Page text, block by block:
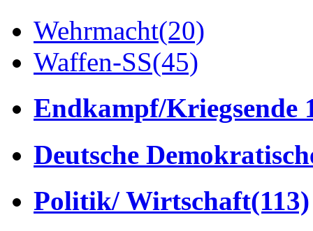
Wehrmacht(20)
Waffen-SS(45)
Endkampf/Kriegsende
Deutsche
Politik/ Wirtschaft(113)